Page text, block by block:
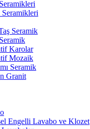
Seramik
Karolar
Mozaik
Seramik
Granit
Engelli Lavabo ve Klozet